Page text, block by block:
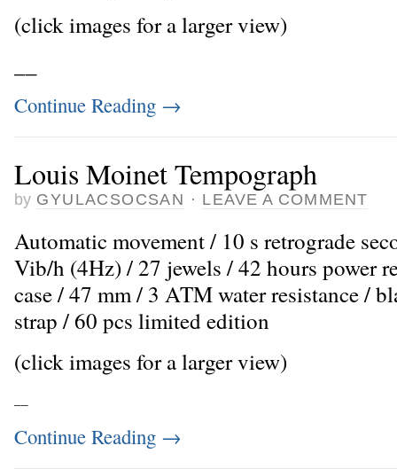
(click images for a larger view)
Continue Reading →
Louis Moinet Tempograph
by GYULACSOCSAN · LEAVE A COMMENT
Automatic movement / 10 s retrograde
Vib/h (4Hz) / 27 jewels / 42 hours power
case / 47 mm / 3 ATM water resistance /
strap / 60 pcs limited edition
(click images for a larger view)
Continue Reading →